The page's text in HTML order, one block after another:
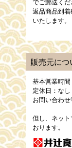
でご郵送くだ
返品商品到
いたします。
販売元につ
基本営業時
定休日：なし
お問い合わせ
但し、ネッ
おります。